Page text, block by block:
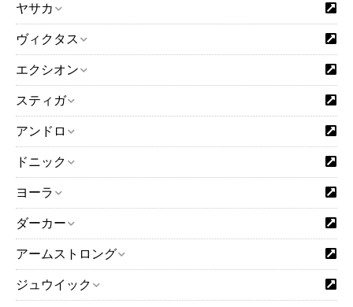
ヤサカ
ヴィクタス
エクシオン
スティガ
アンドロ
ドニック
ヨーラ
ダーカー
アームストロング
ジュウイック